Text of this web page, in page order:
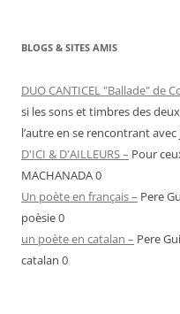
BLOGS & SITES AMIS
DUO CANTICEL "Ballade" de
si les sons et timbres des
l’autre en se rencontrant
D'ICI & D'AILLEURS – Pour
MACHANADA 0
Un poète en français – Pere
poèsie 0
un poète en catalan – Pere
catalan 0